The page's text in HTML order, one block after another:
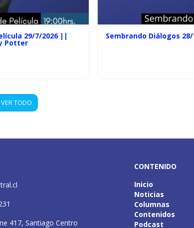
29/7/2026 ||
Potter
Sembrando Diálogos
VER TODO
417, Santiago Centro
CONTENIDO
Inicio
Noticias
Columnas
Contenidos
Podcast